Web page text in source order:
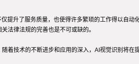
提升了服务质量，也使得许多繁琐的工作得以自动化
法律法规的完善也是不可或缺的。
着技术的不断进步和应用的深入，AI视觉识别将在